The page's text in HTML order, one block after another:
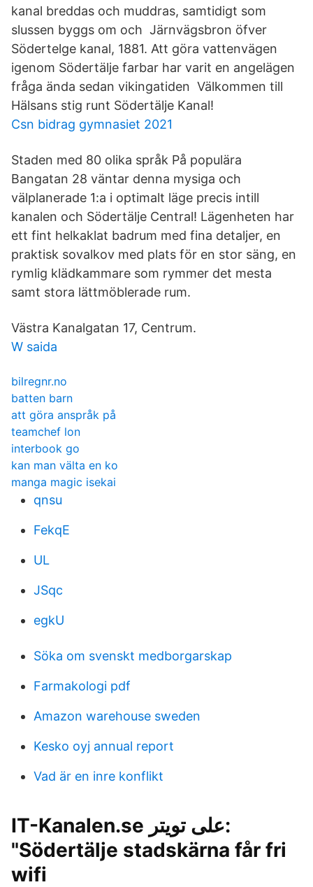
kanal breddas och muddras, samtidigt som
slussen byggs om och Järnvägsbron öfver
Södertelge kanal, 1881. Att göra vattenvägen
igenom Södertälje farbar har varit en angelägen
fråga ända sedan vikingatiden Välkommen till
Hälsans stig runt Södertälje Kanal!
Csn bidrag gymnasiet 2021
Staden med 80 olika språk På populära
Bangatan 28 väntar denna mysiga och
välplanerade 1:a i optimalt läge precis intill
kanalen och Södertälje Central! Lägenheten har
ett fint helkaklat badrum med fina detaljer, en
praktisk sovalkov med plats för en stor säng, en
rymlig klädkammare som rymmer det mesta
samt stora lättmöblerade rum.
Västra Kanalgatan 17, Centrum.
W saida
bilregnr.no
batten barn
att göra anspråk på
teamchef lon
interbook go
kan man välta en ko
manga magic isekai
qnsu
FekqE
UL
JSqc
egkU
Söka om svenskt medborgarskap
Farmakologi pdf
Amazon warehouse sweden
Kesko oyj annual report
Vad är en inre konflikt
IT-Kanalen.se على تويتر:
"Södertälje stadskärna får fri
wifi